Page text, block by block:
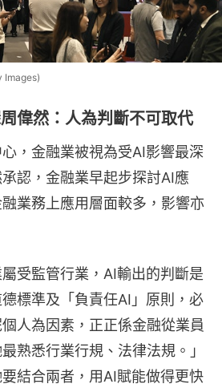
Images)
偉然：人為判斷不可取代
，金融業被視為受AI影響最深
認，金融業早起步探討AI應
業務上應用層面較多，影響亦
受監管行業，AI輸出的判斷是
標準及「負責任AI」原則，必
人為因素，正正係金融從業員
熟悉行業行規、法律法規。」
結合兩者，用AI賦能做得更快